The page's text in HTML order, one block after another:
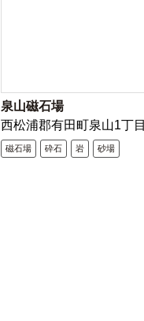
泉山磁石場
西松浦郡有田町泉山1丁目
磁石場 砕石 岩 砂場